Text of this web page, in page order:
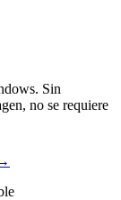
Sin
no se requiere